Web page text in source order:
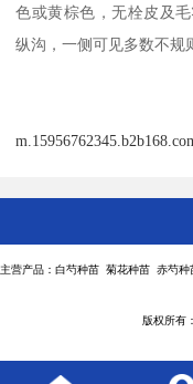
色或黄棕色，无栓皮及
纵沟，一侧可见多数不规
主营产品：白芍种苗 菊花种苗 赤芍
版权所有